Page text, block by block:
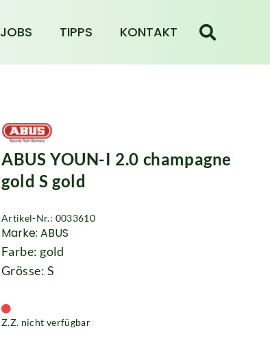
JOBS TIPPS KONTAKT
ABUS YOUN-I 2.0 champagne
gold S gold
Artikel-Nr.: 0033610
Marke: ABUS
Farbe: gold
Grösse: S
Z.Z. nicht verfügbar